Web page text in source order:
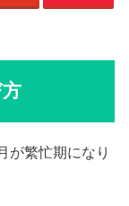
が繁忙期になり